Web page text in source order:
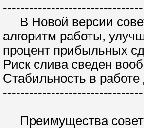
В Новой версии
алгоритм работы,
процент прибыльных
Риск слива сведен
Стабильность в
Преимущества